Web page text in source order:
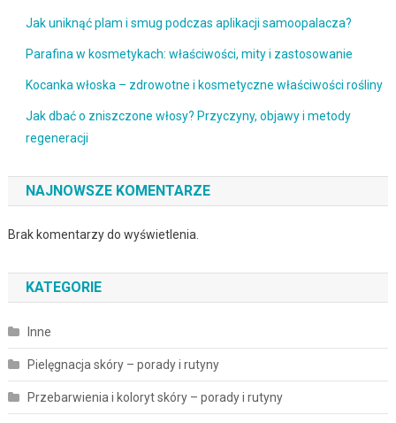
Jak uniknąć plam i smug podczas aplikacji samoopalacza?
Parafina w kosmetykach: właściwości, mity i zastosowanie
Kocanka włoska – zdrowotne i kosmetyczne właściwości rośliny
Jak dbać o zniszczone włosy? Przyczyny, objawy i metody
regeneracji
NAJNOWSZE KOMENTARZE
Brak komentarzy do wyświetlenia.
KATEGORIE
Inne
Pielęgnacja skóry – porady i rutyny
Przebarwienia i koloryt skóry – porady i rutyny